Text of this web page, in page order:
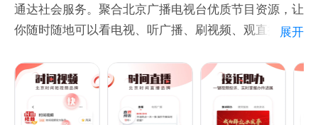
通达社会服务。聚合北京广播电视台优质节目资源，让
你随时随地可以看电视、听广播、刷视频、观直播；
办；多项便民服务，为你提供多彩生活保障服务。
【时间视频】北京时间短视频品牌，稳居全国泛资讯短
视频前列。
展开